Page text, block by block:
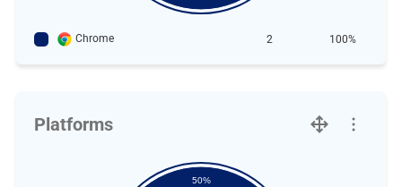
Chrome 2 100%
Platforms
50%